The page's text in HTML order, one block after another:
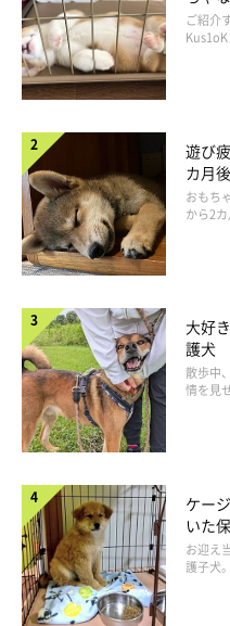
人やほかの犬と接するのが大
全部自分と遊んでもらえると
@mooko4575
また、めげない性格でもある
材時4才／柴犬）に怒られても
（笑）
コ“コ
長！
ご紹介
遊び
カ月
成長！
おもち
から2
大好
護犬
表情
散歩中
情を見
ケー
いた
服し
お迎え
護子犬